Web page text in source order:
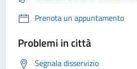
Prenota un appuntamento
Problemi in città
Segnala disservizio